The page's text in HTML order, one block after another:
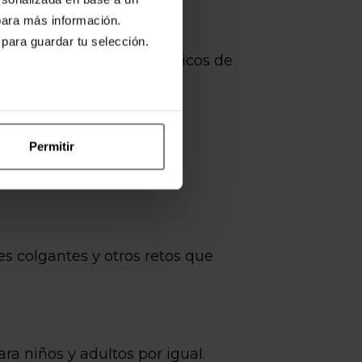
más información.
guardar tu selección.
Permitir
más emblemáticos de
Gaudí.
colgantes y otros retos que
niños y adultos por igual.